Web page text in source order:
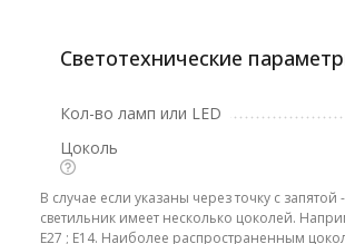
Светотехнические
Кол-во ламп или LED
Цоколь
В случае если указаны через точку с запятой -
светильник имеет несколько цоколей.
E27 ; E14. Наиболее распространенным